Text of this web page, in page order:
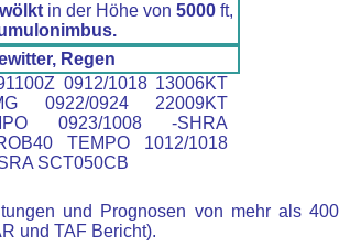
in der Höhe von 5000 ft,
Regen
0912/1018 13006KT
0922/0924 22009KT
0923/1008 -SHRA
TEMPO 1012/1018
SCT050CB
und Prognosen von mehr als
und TAF Bericht).